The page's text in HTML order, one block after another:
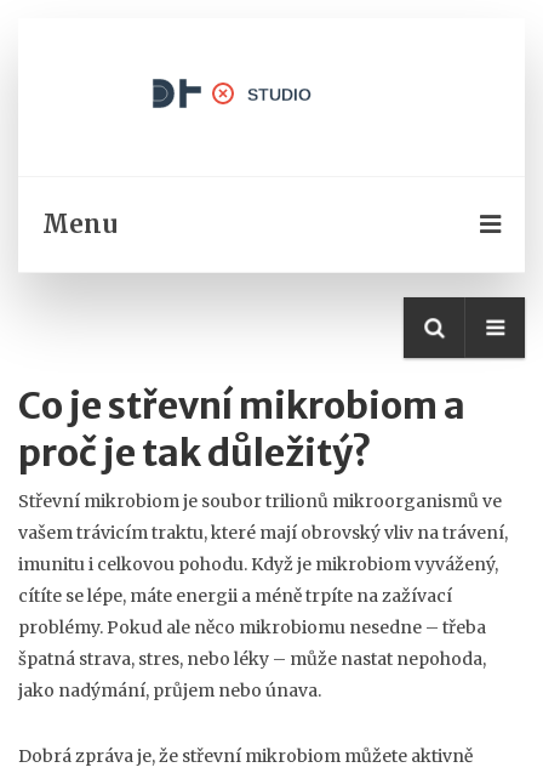
Menu
Co je střevní mikrobiom a
proč je tak důležitý?
Střevní mikrobiom je soubor trilionů mikroorganismů ve
vašem trávicím traktu, které mají obrovský vliv na trávení,
imunitu i celkovou pohodu. Když je mikrobiom vyvážený,
cítíte se lépe, máte energii a méně trpíte na zažívací
problémy. Pokud ale něco mikrobiomu nesedne – třeba
špatná strava, stres, nebo léky – může nastat nepohoda,
jako nadýmání, průjem nebo únava.
Dobrá zpráva je, že střevní mikrobiom můžete aktivně